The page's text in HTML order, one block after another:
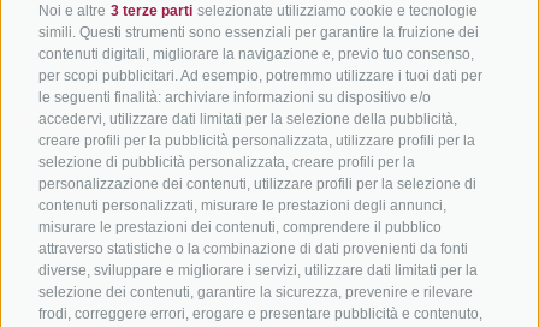
Noi e altre 3 terze parti selezionate utilizziamo cookie e tecnologie
simili. Questi strumenti sono essenziali per garantire la fruizione dei
contenuti digitali, migliorare la navigazione e, previo tuo consenso,
per scopi pubblicitari. Ad esempio, potremmo utilizzare i tuoi dati per
le seguenti finalità: archiviare informazioni su dispositivo e/o
accedervi, utilizzare dati limitati per la selezione della pubblicità,
creare profili per la pubblicità personalizzata, utilizzare profili per la
selezione di pubblicità personalizzata, creare profili per la
personalizzazione dei contenuti, utilizzare profili per la selezione di
contenuti personalizzati, misurare le prestazioni degli annunci,
misurare le prestazioni dei contenuti, comprendere il pubblico
attraverso statistiche o la combinazione di dati provenienti da fonti
diverse, sviluppare e migliorare i servizi, utilizzare dati limitati per la
selezione dei contenuti, garantire la sicurezza, prevenire e rilevare
frodi, correggere errori, erogare e presentare pubblicità e contenuto,
Tutti i tour
info@bikehotels.it
ISCRIVITI ALLA NOSTRA NEWSLETTER